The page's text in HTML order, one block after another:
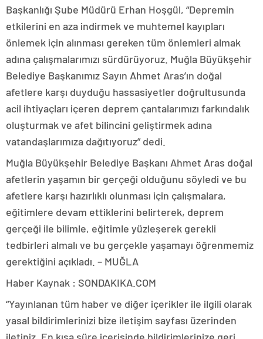
Başkanlığı Şube Müdürü Erhan Hoşgül, “Depremin
etkilerini en aza indirmek ve muhtemel kayıpları
önlemek için alınması gereken tüm önlemleri almak
adına çalışmalarımızı sürdürüyoruz. Muğla Büyükşehir
Belediye Başkanımız Sayın Ahmet Aras’ın doğal
afetlere karşı duyduğu hassasiyetler doğrultusunda
acil ihtiyaçları içeren deprem çantalarımızı farkındalık
oluşturmak ve afet bilincini geliştirmek adına
vatandaşlarımıza dağıtıyoruz” dedi.
Muğla Büyükşehir Belediye Başkanı Ahmet Aras doğal
afetlerin yaşamın bir gerçeği olduğunu söyledi ve bu
afetlere karşı hazırlıklı olunması için çalışmalara,
eğitimlere devam ettiklerini belirterek, deprem
gerçeği ile bilimle, eğitimle yüzleşerek gerekli
tedbirleri almalı ve bu gerçekle yaşamayı öğrenmemiz
gerektiğini açıkladı. – MUĞLA
Haber Kaynak : SONDAKIKA.COM
“Yayınlanan tüm haber ve diğer içerikler ile ilgili olarak
yasal bildirimlerinizi bize iletişim sayfası üzerinden